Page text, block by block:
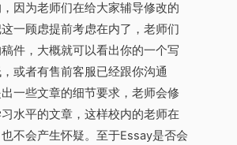
因为老师们在给大家辅导修改的
一顾虑提前考虑在内了，老师们
件，大概就可以看出你的一个写
或者有售前客服已经跟你沟通
一些文章的细节要求，老师会修
水平的文章，这样校内的老师在
不会产生怀疑。至于Essay是否会